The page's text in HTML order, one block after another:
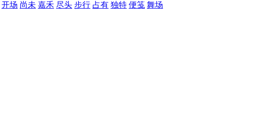
开场 尚未 嘉禾 尽头 步行 占有 独特 便笺 舞场